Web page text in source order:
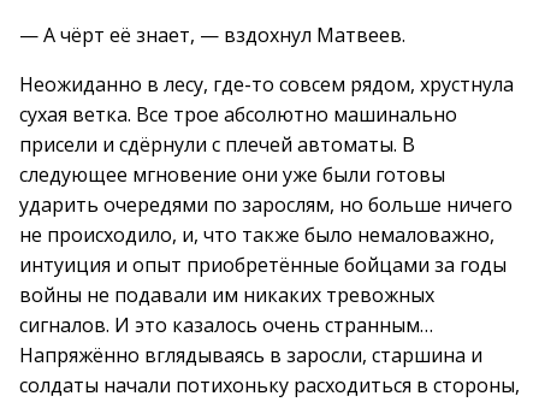
— А чёрт её знает, — вздохнул Матвеев.
Неожиданно в лесу, где-то совсем рядом, хрустнула
сухая ветка. Все трое абсолютно машинально
присели и сдёрнули с плечей автоматы. В
следующее мгновение они уже были готовы
ударить очередями по зарослям, но больше ничего
не происходило, и, что также было немаловажно,
интуиция и опыт приобретённые бойцами за годы
войны не подавали им никаких тревожных
сигналов. И это казалось очень странным…
Напряжённо вглядываясь в заросли, старшина и
солдаты начали потихоньку расходиться в стороны,